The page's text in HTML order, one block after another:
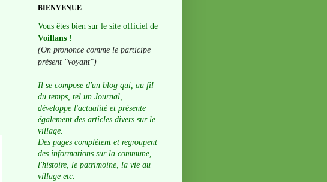
BIENVENUE
Vous êtes bien sur le site officiel de
Voillans !
(On prononce comme le participe
présent "voyant")
Il se compose d'un blog qui, au fil
du temps, tel un Journal,
développe l'actualité et présente
également des articles divers sur le
village.
Des pages complètent et regroupent
des informations sur la commune,
l'histoire, le patrimoine, la vie au
village etc.